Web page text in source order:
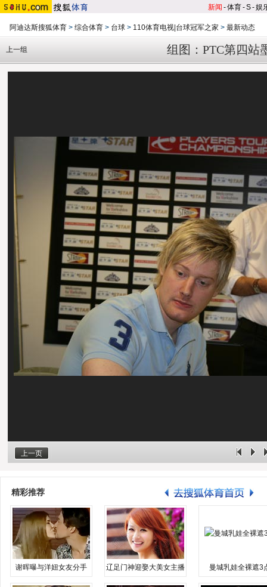
新闻 -体育-S-娱
阿迪达斯搜狐体育 > 综合体育 > 台球 > 110体育电视|台球冠军之家 > 最新动态
组图：PTC第四站
上一组
上一页
精彩推荐
谢晖曝与洋妞女友分手 辽足门神迎娶大美女主播 曼城乳娃全裸遮3